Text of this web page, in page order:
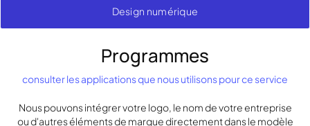
Design numérique
Programmes
consulter les applications que nous utilisons pour ce service
Nous pouvons intégrer votre logo, le nom de votre entreprise
ou d'autres éléments de marque directement dans le modèle